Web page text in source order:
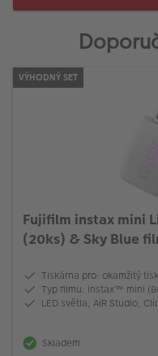
VÝHODNÝ SET
Fujifilm instax mini
(20ks) & Sky Blue
Tiskárna pro: okamžitý
Typ filmu: instax™ mini
LED světla, AiR Studio,
Skladem